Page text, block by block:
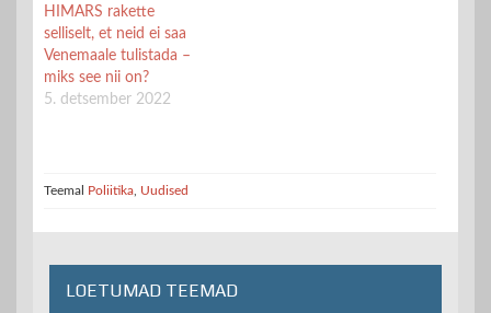
HIMARS rakette
selliselt, et neid ei saa
Venemaale tulistada –
miks see nii on?
5. detsember 2022
Teemal Poliitika Uudised
LOETUMAD TEEMAD